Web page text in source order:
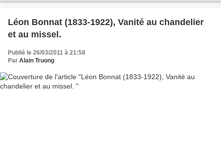
Léon Bonnat (1833-1922), Vanité au chandelier
et au missel.
Publié le 26/03/2011 à 21:58
Par Alain Truong